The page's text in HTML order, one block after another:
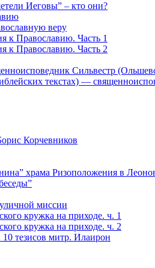
Иеговы” – кто они?
веру
к Православию. Часть 1
к Православию. Часть 2
Сильвестр
текстах) —
Корчевников
храма Ризоположения в
миссии
кружка на приходе. ч. 1
кружка на приходе. ч. 2
тезисов митр. Илаирон